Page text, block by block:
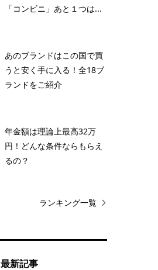
「コンビニ」あと１つは...
あのブランドはこの国で買
うと安く手に入る！全18ブ
ランドをご紹介
年金額は理論上最高32万
円！どんな条件ならもらえ
るの？
ランキング一覧
最新記事